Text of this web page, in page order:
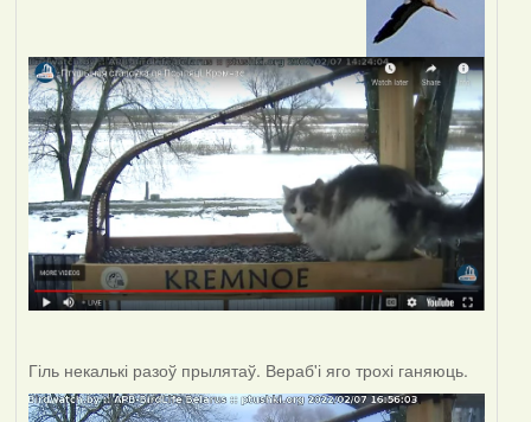
Гіль некалькі разоў прылятаў. Вераб'і яго трохі ганяюць.